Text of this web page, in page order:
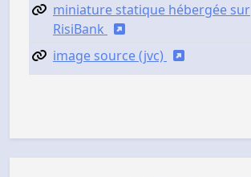
miniature statique hébergée sur
RisiBank
image source (jvc)